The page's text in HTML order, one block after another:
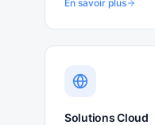
En savoir plus
Solutions Cloud